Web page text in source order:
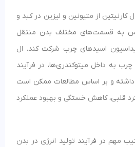
کارنیتین از متیونین و لیزین در کبد و
به قسمت‌های مختلف بدن منتقل
اسیدهای چرب شرکت کند. ال
به داخل میتوکندری‌ها، در فرآیند
و بر اساس مطالعات ممکن است
قلبی، کاهش خستگی و بهبود عملکرد
مهم در فرآیند تولید انرژی در بدن